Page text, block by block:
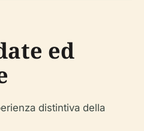
ed
distintiva della